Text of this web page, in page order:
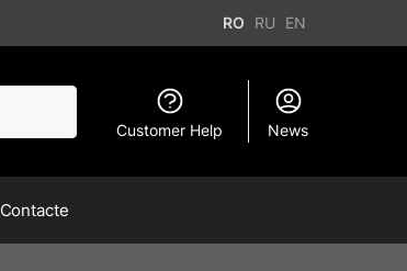
RO RU EN
Customer Help News
Contacte